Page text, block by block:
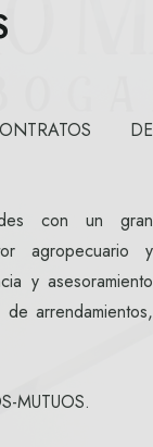
DE
con un gran
agropecuario y
y asesoramiento
arrendamientos,
MUTUOS.